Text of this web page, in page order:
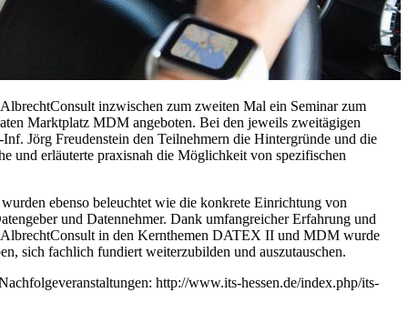
inzwischen zum zweiten Mal ein Seminar zum
Marktplatz MDM angeboten. Bei den jeweils zweitägigen
Jörg Freudenstein den Teilnehmern die Hintergründe und die
und erläuterte praxisnah die Möglichkeit von spezifischen
ebenso beleuchtet wie die konkrete Einrichtung von
und Datennehmer. Dank umfangreicher Erfahrung und
in den Kernthemen DATEX II und MDM wurde
sich fachlich fundiert weiterzubilden und auszutauschen.
http://www.its-hessen.de/index.php/its-